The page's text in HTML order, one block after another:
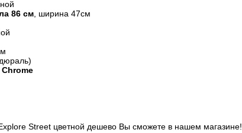
86 см , ширина 47см
Street цветной дешево Вы сможете в нашем магазине!